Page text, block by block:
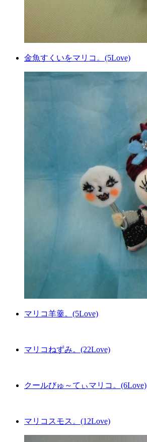
金魚すくいをマリコ。(5Love)
マリコ羊羹。(5Love)
マリコねずみ。(22Love)
クールびゅ～てぃマリコ。(6Love)
マリコスモス。(12Love)